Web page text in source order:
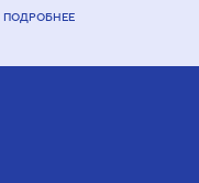
ПОДРОБНЕЕ